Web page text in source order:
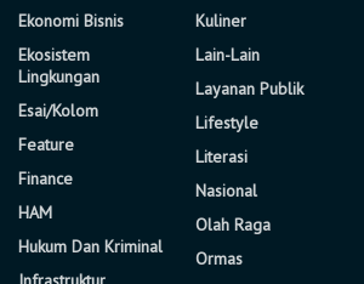
Ekonomi Bisnis
Ekosistem
Lingkungan
Esai/Kolom
Feature
Finance
HAM
Hukum Dan Kriminal
Kuliner
Lain-Lain
Layanan Publik
Lifestyle
Literasi
Nasional
Olah Raga
Ormas